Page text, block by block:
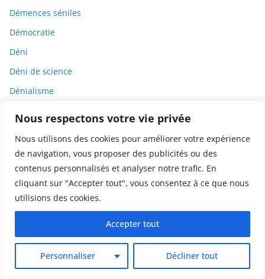
Nous respectons votre vie privée
Nous utilisons des cookies pour améliorer votre expérience
de navigation, vous proposer des publicités ou des
contenus personnalisés et analyser notre trafic. En
cliquant sur "Accepter tout", vous consentez à ce que nous
utilisions des cookies.
Personnaliser Décliner tout
Accepter tout
Démences séniles
Démocratie
Déni
Déni de science
Dénialisme
Déontologie
Dépression
dépression atypique
Déserts médicaux
Désinformation